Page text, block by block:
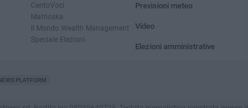
CentoVoci
Matrioska
Il Mondo Wealth Management
Speciale Elezioni
Previsioni meteo
Video
Elezioni amministrative
PLATFORM